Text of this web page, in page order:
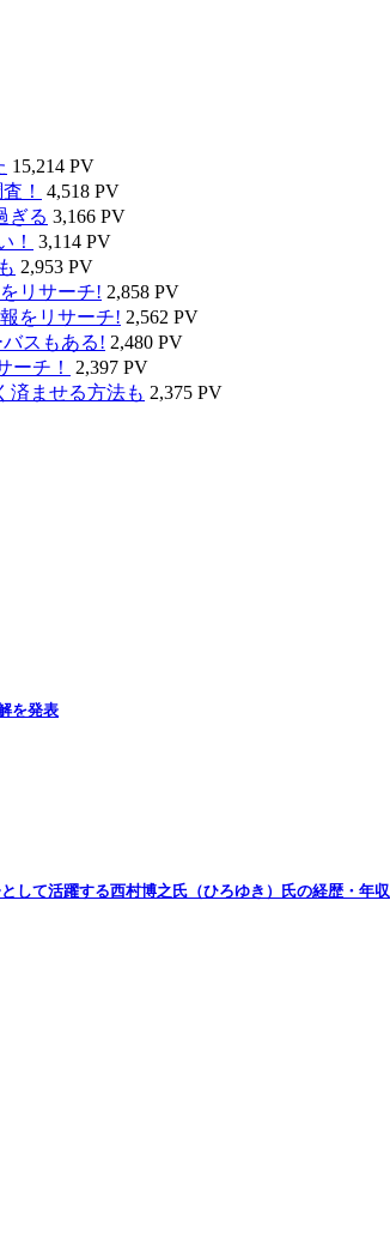
15,214 PV
！
4,518 PV
ぎる 3,166 PV
！
3,114 PV
2,953 PV
リサーチ! 2,858 PV
をリサーチ! 2,562 PV
スもある! 2,480 PV
ーチ！
2,397 PV
済ませる方法も 2,375 PV
を発表
して活躍する西村博之氏（ひろゆき）氏の経歴・年収